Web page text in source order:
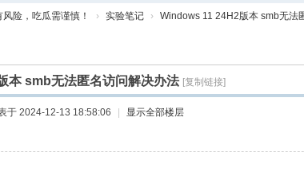
搜
险，吃瓜需谨慎！ › 实验笔记 › Windows 11 24H2版本 smb无法
本 smb无法匿名访问解决办法 [复制链接]
于 2024-12-13 18:58:06 显示全部楼层